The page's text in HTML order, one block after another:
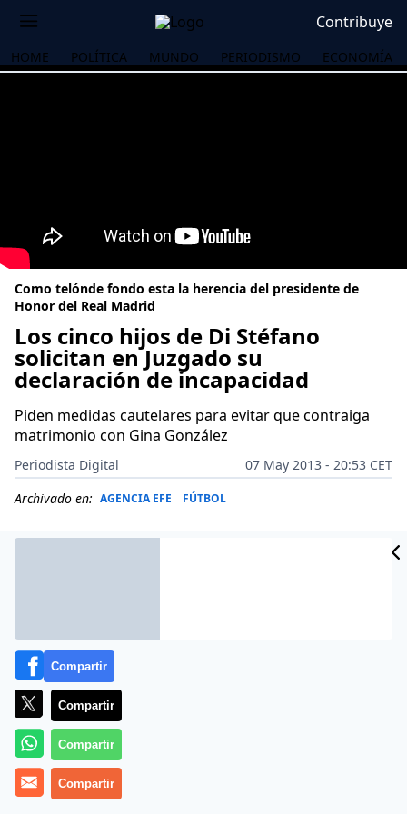
Contribuye
HOME POLÍTICA MUNDO PERIODISMO ECONOMÍA
Como telónde fondo esta la herencia del presidente de
Honor del Real Madrid
Los cinco hijos de Di Stéfano
solicitan en Juzgado su
declaración de incapacidad
Piden medidas cautelares para evitar que contraiga
matrimonio con Gina González
Periodista Digital
07 May 2013 - 20:53 CET
Archivado en: AGENCIA EFE FÚTBOL
Más información
Compartir
Compartir
Compartir
Compartir